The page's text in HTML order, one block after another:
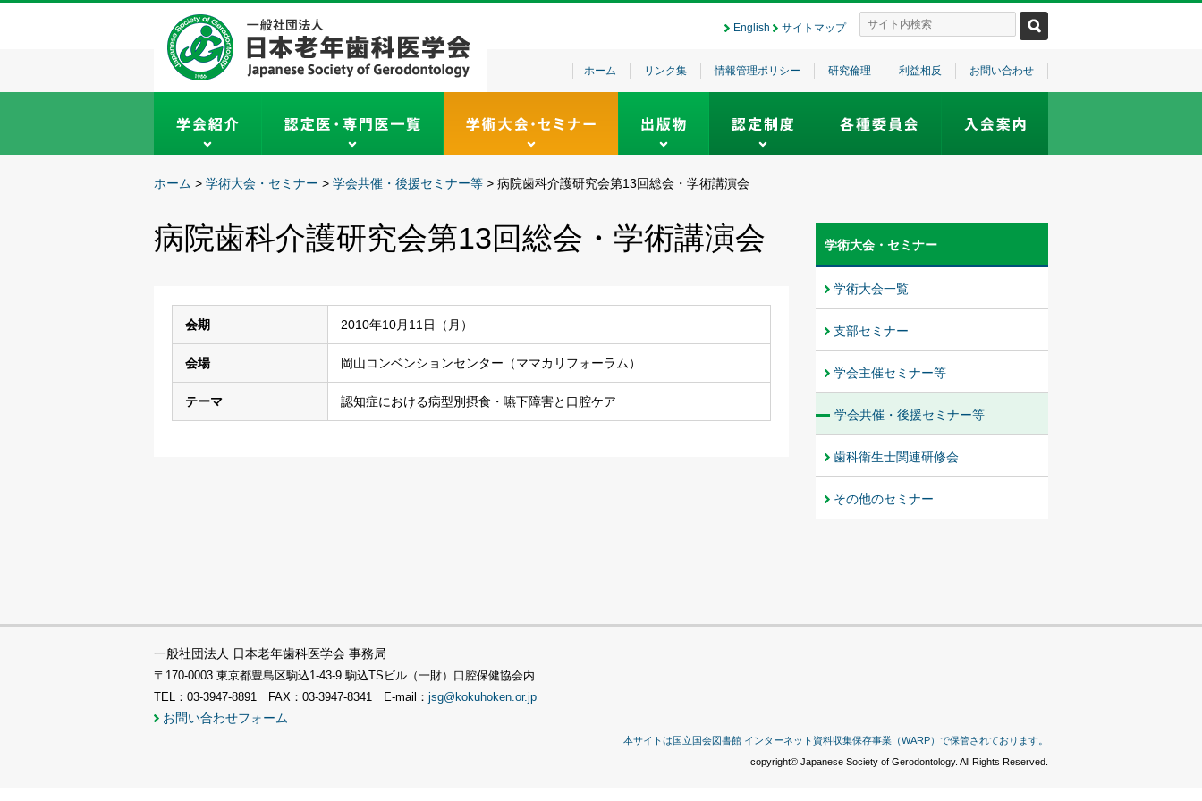
English サイトマップ
ホーム リンク集 情報管理ポリシー 研究倫理 利益相反 お問い合わせ
ホーム > 学術大会・セミナー > 学会共催・後援セミナー等 > 病院歯科介護研究会第13回総会・学術講演会
病院歯科介護研究会第13回総会・学術講演会
会期 2010年10月11日（月）
会場 岡山コンベンションセンター（ママカリフォーラム）
テーマ 認知症における病型別摂食・嚥下障害と口腔ケア
学術大会・セミナー
学術大会一覧
支部セミナー
学会主催セミナー等
学会共催・後援セミナー等
歯科衛生士関連研修会
その他のセミナー
一般社団法人 日本老年歯科医学会 事務局
〒170-0003 東京都豊島区駒込1-43-9 駒込TSビル（一財）口腔保健協会内
TEL：03-3947-8891 FAX：03-3947-8341 E-mail： jsg@kokuhoken.or.jp
お問い合わせフォーム
本サイトは国立国会図書館 インターネット資料収集保存事業（WARP）で保管されております。
copyright© Japanese Society of Gerodontology. All Rights Reserved.